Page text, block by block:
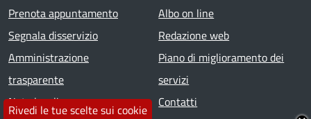
Rivedi le tue scelte sui cookie
Prenota appuntamento
Segnala disservizio
Amministrazione
trasparente
Note legali
Albo on line
Redazione web
Piano di miglioramento dei
servizi
Contatti